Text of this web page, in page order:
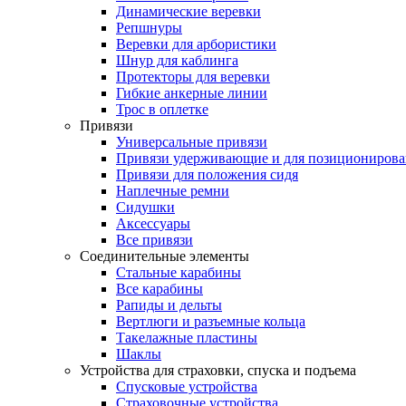
Динамические веревки
Репшнуры
Веревки для арбористики
Шнур для каблинга
Протекторы для веревки
Гибкие анкерные линии
Трос в оплетке
Привязи
Универсальные привязи
Привязи удерживающие и для
Привязи для положения сидя
Наплечные ремни
Сидушки
Аксессуары
Все привязи
Соединительные элементы
Стальные карабины
Все карабины
Рапиды и дельты
Вертлюги и разъемные кольца
Такелажные пластины
Шаклы
Устройства для страховки, спуска и подъема
Спусковые устройства
Страховочные устройства